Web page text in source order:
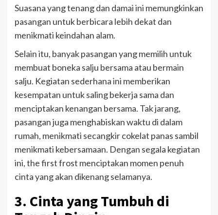
Suasana yang tenang dan damai ini memungkinkan
pasangan untuk berbicara lebih dekat dan
menikmati keindahan alam.
Selain itu, banyak pasangan yang memilih untuk
membuat boneka salju bersama atau bermain
salju. Kegiatan sederhana ini memberikan
kesempatan untuk saling bekerja sama dan
menciptakan kenangan bersama. Tak jarang,
pasangan juga menghabiskan waktu di dalam
rumah, menikmati secangkir cokelat panas sambil
menikmati kebersamaan. Dengan segala kegiatan
ini, the first frost menciptakan momen penuh
cinta yang akan dikenang selamanya.
3. Cinta yang Tumbuh di